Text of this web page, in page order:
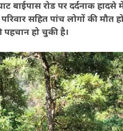
बाईपास रोड पर दर्दनाक
सहित पांच लोगों की
हो चुकी है।